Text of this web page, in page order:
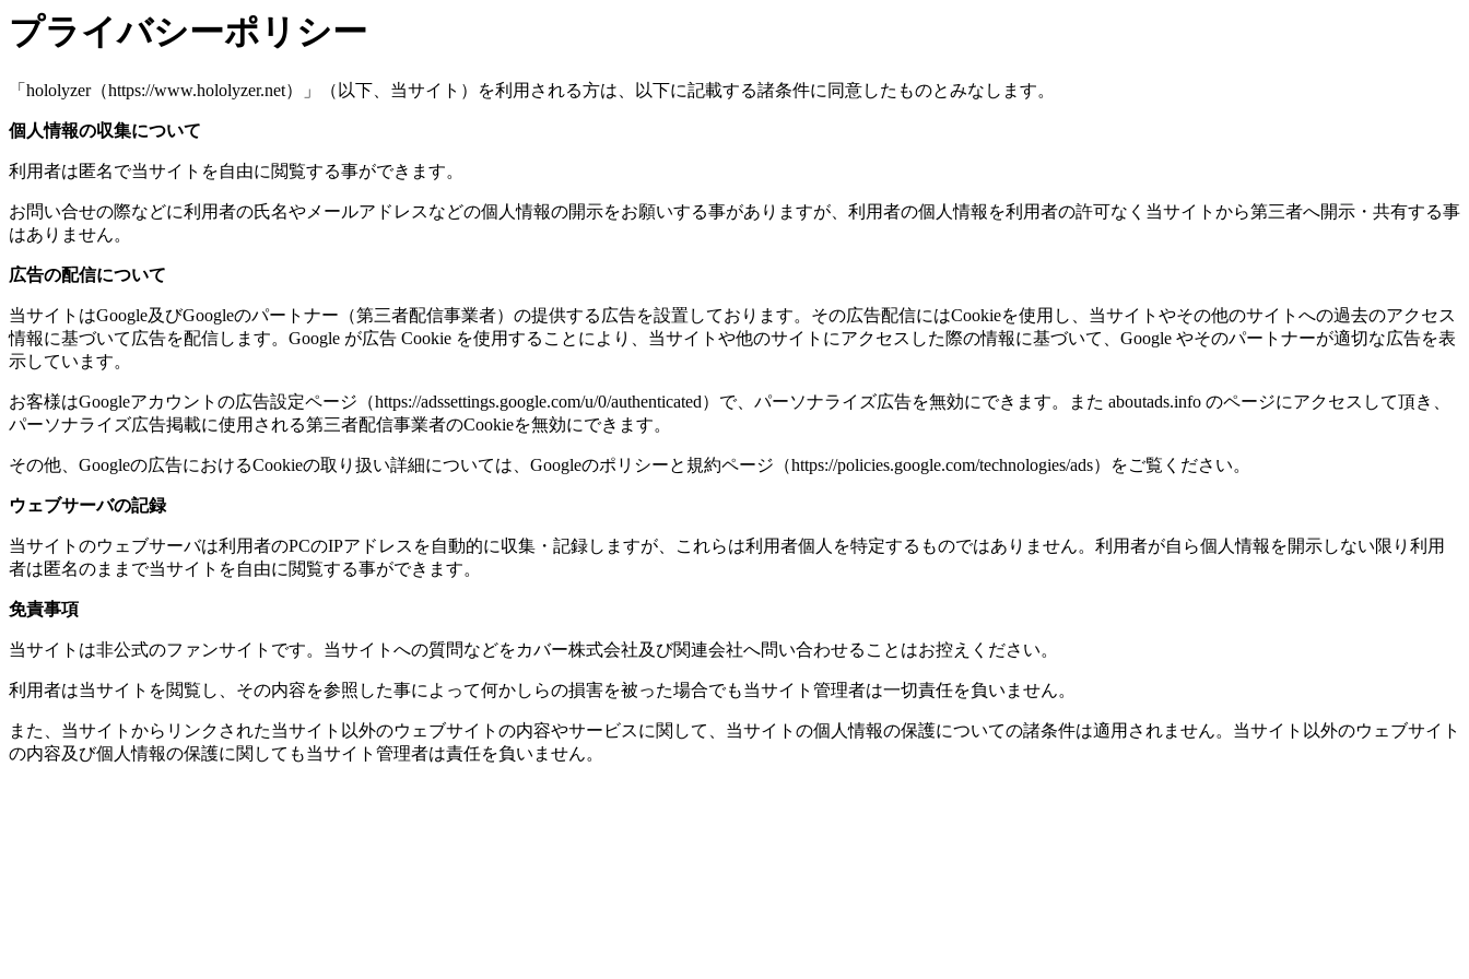
プライバシーポリシー
「hololyzer（https://www.hololyzer.net）」（以下、当サイト）を利用される方は、以下に記載する諸条件に同意したものとみなします。
個人情報の収集について
利用者は匿名で当サイトを自由に閲覧する事ができます。
お問い合せの際などに利用者の氏名やメールアドレスなどの個人情報の開示をお願いする事がありますが、利用者の個人情報を利用者の許可なく当サイトから第三者へ開示・共有する事
はありません。
広告の配信について
当サイトはGoogle及びGoogleのパートナー（第三者配信事業者）の提供する広告を設置しております。その広告配信にはCookieを使用し、当サイトやその他のサイトへの過去のアクセス
情報に基づいて広告を配信します。Google が広告 Cookie を使用することにより、当サイトや他のサイトにアクセスした際の情報に基づいて、Google やそのパートナーが適切な広告を表
示しています。
お客様はGoogleアカウントの広告設定ページ（https://adssettings.google.com/u/0/authenticated）で、パーソナライズ広告を無効にできます。また aboutads.info のページにアクセスして頂き、
パーソナライズ広告掲載に使用される第三者配信事業者のCookieを無効にできます。
その他、Googleの広告におけるCookieの取り扱い詳細については、Googleのポリシーと規約ページ（https://policies.google.com/technologies/ads）をご覧ください。
ウェブサーバの記録
当サイトのウェブサーバは利用者のPCのIPアドレスを自動的に収集・記録しますが、これらは利用者個人を特定するものではありません。利用者が自ら個人情報を開示しない限り利用
者は匿名のままで当サイトを自由に閲覧する事ができます。
免責事項
当サイトは非公式のファンサイトです。当サイトへの質問などをカバー株式会社及び関連会社へ問い合わせることはお控えください。
利用者は当サイトを閲覧し、その内容を参照した事によって何かしらの損害を被った場合でも当サイト管理者は一切責任を負いません。
また、当サイトからリンクされた当サイト以外のウェブサイトの内容やサービスに関して、当サイトの個人情報の保護についての諸条件は適用されません。当サイト以外のウェブサイト
の内容及び個人情報の保護に関しても当サイト管理者は責任を負いません。